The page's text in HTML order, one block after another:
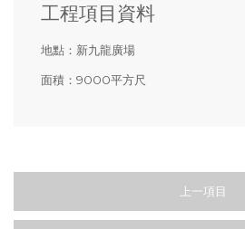
工程項目資料
地點： 新九龍廣場
面積： 9000平方尺
上一項目